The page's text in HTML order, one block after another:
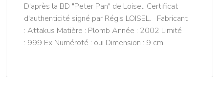
D'après la BD "Peter Pan" de Loisel. Certificat
d'authenticité signé par Régis LOISEL. Fabricant
: Attakus Matière : Plomb Année : 2002 Limité
: 999 Ex Numéroté : oui Dimension : 9 cm